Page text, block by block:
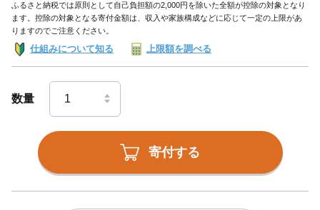
ふるさと納税では原則として自己負担額の2,000円を除いた全額が控除の対象となり
ます。控除の対象となる寄付金額は、収入や家族構成などに応じて一定の上限があ
りますのでご注意ください。
仕組みについて知る 上限額を調べる
数量
寄付する